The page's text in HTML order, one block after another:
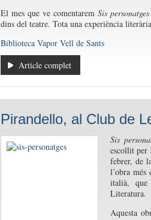
El mes que ve comentaremSis
dins del teatre. Tota una experiència
Biblioteca Vapor Vell de Sants
Article complet
Pirandello, al Club de
Sis
escollit per
febrer, de
l’obra
italià,
Literatura.
Aquesta